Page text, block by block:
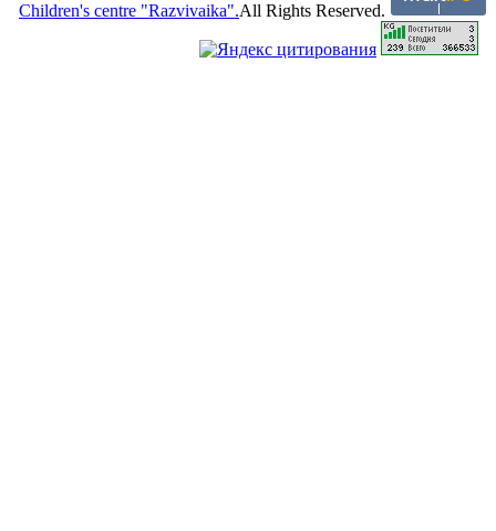
Children's centre "Razvivaika".All Rights Reserved.